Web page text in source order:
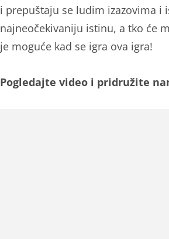
i prepuštaju se ludim izazovima i
najneočekivaniju istinu, a tko će
je moguće kad se igra ova igra!
Pogledajte video i pridružite